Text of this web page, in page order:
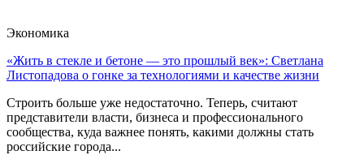
Экономика
«Жить в стекле и бетоне — это прошлый век»: Светлана
Листопадова о гонке за технологиями и качестве жизни
Строить больше уже недостаточно. Теперь, считают
представители власти, бизнеса и профессионального
сообщества, куда важнее понять, какими должны стать
российские города...